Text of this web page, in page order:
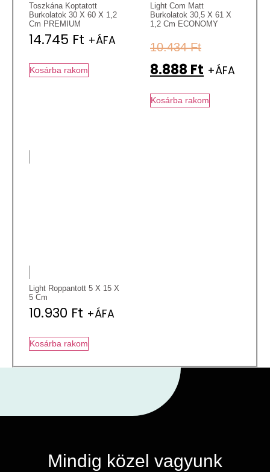
Toszkána Koptatott
Burkolatok 30 X 60 X 1,2
Cm PREMIUM
14.745 Ft +ÁFA
Kosárba rakom
Light Com Matt
Burkolatok 30,5 X 61 X
1,2 Cm ECONOMY
10.434Ft
8.888 Ft +ÁFA
Kosárba rakom
Light Roppantott 5 X 15 X
5 Cm
10.930 Ft +ÁFA
Kosárba rakom
Mindig közel vagyunk